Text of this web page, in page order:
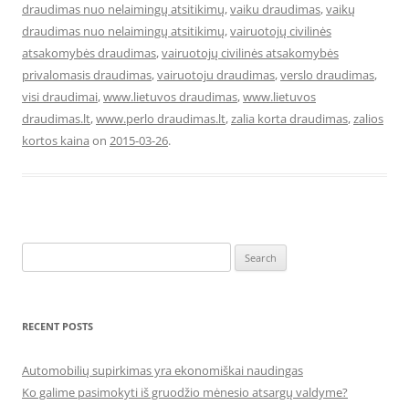
draudimas nuo nelaimingų atsitikimų,vaiku draudimas,vaikų
draudimas nuo nelaimingų atsitikimų,vairuotojų civilinės
atsakomybės draudimas,vairuotojų civilinės atsakomybės
privalomasis draudimas,vairuotoju draudimas,verslo draudimas,
visi draudimai,www.lietuvos draudimas,www.lietuvos
draudimas.lt,www.perlo draudimas.lt,zalia korta draudimas,zalios
kortos kaina on 2015-03-26.
for:
RECENT POSTS
Automobilių supirkimas yra ekonomiškai naudingas
Ko galime pasimokyti iš gruodžio mėnesio atsargų valdyme?